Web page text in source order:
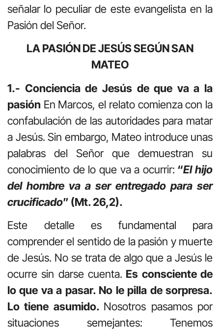
señalar lo peculiar de este evangelista en la
Pasión del Señor.
LA PASIÓN DE JESÚS SEGÚN SAN
MATEO
1.- Conciencia de Jesús de que va a la
pasión En Marcos, el relato comienza con la
confabulación de las autoridades para matar
a Jesús. Sin embargo, Mateo introduce unas
palabras del Señor que demuestran su
conocimiento de lo que va a ocurrir: “El hijo
del hombre va a ser entregado para ser
crucificado” (Mt. 26,2).
Este detalle es fundamental para
comprender el sentido de la pasión y muerte
de Jesús. No se trata de algo que a Jesús le
ocurre sin darse cuenta. Es consciente de
lo que va a pasar. No le pilla de sorpresa.
Lo tiene asumido. Nosotros pasamos por
situaciones semejantes: Tenemos